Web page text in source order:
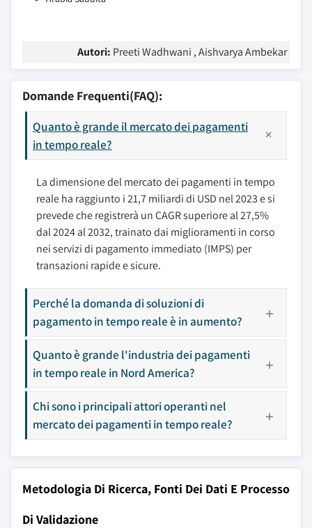
Autori: Preeti Wadhwani , Aishvarya Ambekar
Domande Frequenti(FAQ):
Quanto è grande il mercato dei pagamenti
in tempo reale?
La dimensione del mercato dei pagamenti in tempo
reale ha raggiunto i 21,7 miliardi di USD nel 2023 e si
prevede che registrerà un CAGR superiore al 27,5%
dal 2024 al 2032, trainato dai miglioramenti in corso
nei servizi di pagamento immediato (IMPS) per
transazioni rapide e sicure.
Perché la domanda di soluzioni di
pagamento in tempo reale è in aumento?
Quanto è grande l'industria dei pagamenti
in tempo reale in Nord America?
Chi sono i principali attori operanti nel
mercato dei pagamenti in tempo reale?
Metodologia Di Ricerca, Fonti Dei Dati E Processo
Di Validazione